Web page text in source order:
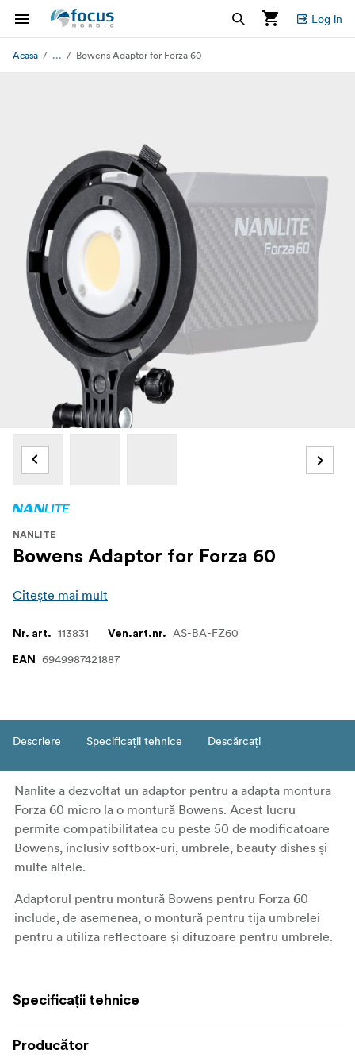
Log in
Acasa ... Bowens Adaptor for Forza 60
NANLITE
Bowens Adaptor for Forza 60
Citește mai mult
Nr. art. 113831 Ven.art.nr. AS-BA-FZ60
EAN 6949987421887
Descriere Specificații tehnice Descărcați
Nanlite a dezvoltat un adaptor pentru a adapta montura
Forza 60 micro la o montură Bowens. Acest lucru
permite compatibilitatea cu peste 50 de modificatoare
Bowens, inclusiv softbox-uri, umbrele, beauty dishes și
multe altele.
Adaptorul pentru montură Bowens pentru Forza 60
include, de asemenea, o montură pentru tija umbrelei
pentru a utiliza reflectoare și difuzoare pentru umbrele.
Specificații tehnice
Producător